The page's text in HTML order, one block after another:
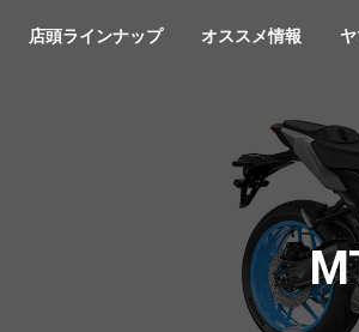
YSP青森店頭ラインナップ オススメ情報